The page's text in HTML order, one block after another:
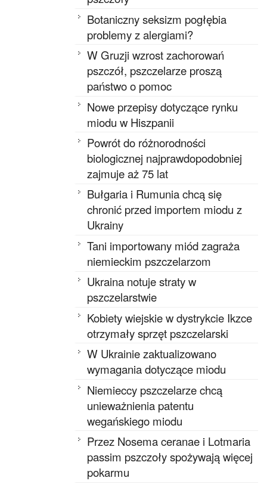
Botaniczny seksizm pogłębia
problemy z alergiami?
W Gruzji wzrost zachorowań
pszczół, pszczelarze proszą
państwo o pomoc
Nowe przepisy dotyczące rynku
miodu w Hiszpanii
Powrót do różnorodności
biologicznej najprawdopodobniej
zajmuje aż 75 lat
Bułgaria i Rumunia chcą się
chronić przed importem miodu z
Ukrainy
Tani importowany miód zagraża
niemieckim pszczelarzom
Ukraina notuje straty w
pszczelarstwie
Kobiety wiejskie w dystrykcie Ikzce
otrzymały sprzęt pszczelarski
W Ukrainie zaktualizowano
wymagania dotyczące miodu
Niemieccy pszczelarze chcą
unieważnienia patentu
wegańskiego miodu
Przez Nosema ceranae i Lotmaria
passim pszczoły spożywają więcej
pokarmu